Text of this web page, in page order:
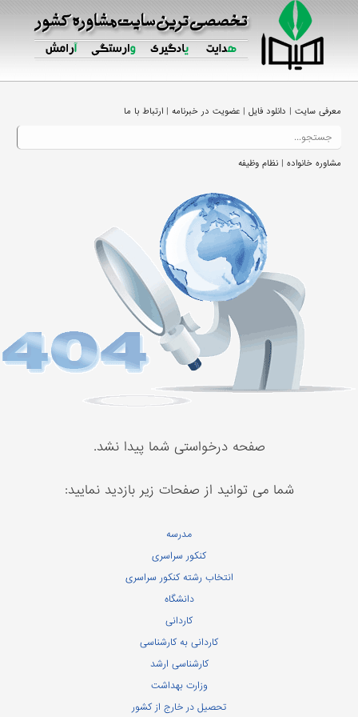
معرفی سایت| دانلود فایل| عضویت در خبرنامه| ارتباط با ما
مشاوره خانواده| نظام وظیفه
صفحه درخواستی شما پیدا نشد.
شما می توانید از صفحات زیر بازدید نمایید:
مدرسه
کنکور سراسری
انتخاب رشته کنکور سراسری
دانشگاه
کاردانی
کاردانی به کارشناسی
کارشناسی ارشد
وزارت بهداشت
تحصیل در خارج از کشور